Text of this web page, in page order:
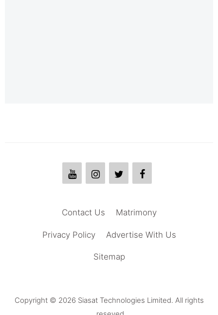
Matrimony
Contact Us
Advertise With Us
Privacy Policy
Sitemap
Copyright © 2026 Siasat Technologies Limited. All rights